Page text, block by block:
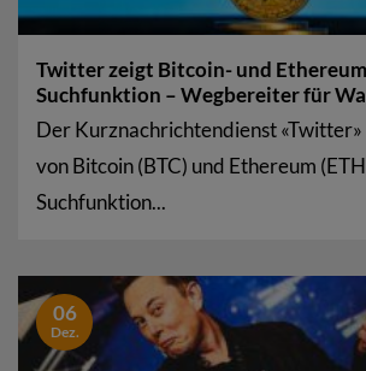
Twitter zeigt Bitcoin- und
Suchfunktion – Wegbereiter für
Der Kurznachrichtendienst «Twitter»
von Bitcoin (BTC) und Ethereum
Suchfunktion...
06
Dez.